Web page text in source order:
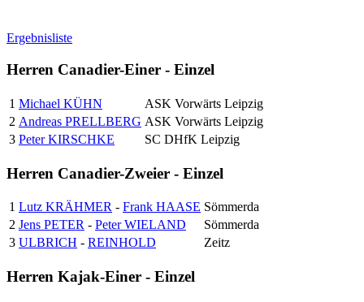
Ergebnisliste
Herren Canadier-Einer - Einzel
1 Michael KÜHN
ASK Vorwärts Leipzig
2 Andreas PRELLBERG ASK Vorwärts Leipzig
3 Peter KIRSCHKE SC DHfK Leipzig
Herren Canadier-Zweier - Einzel
1 Lutz KRÄHMER - Frank HAASE Sömmerda
2 Jens PETER - Peter WIELAND
Sömmerda
3 ULBRICH - REINHOLD Zeitz
Herren Kajak-Einer - Einzel